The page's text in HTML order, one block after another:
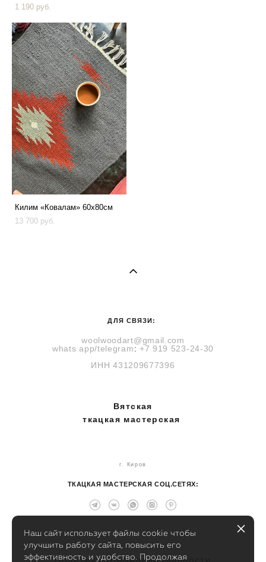
1 190 pуб.
Килим «Ковалам» 60х80см
13 700 pуб.
ДЛЯ СВЯЗИ:
woolwoodart@gmail.com
whats app/telegram: +7 919 523-24-30
ИНН 431209677396
Вятская
ткацкая мастерская
г. Киров
ТКАЦКАЯ МАСТЕРСКАЯ СОЦ.СЕТЯХ:
Политика конфиденциальности
Наш сайт использует файлы cookie чтобы
улучшить работу сайта, повысить его
эффективность и удобство. Продолжая